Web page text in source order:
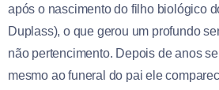
após o nascimento do filho biológico
Duplass), o que gerou um profundo
não pertencimento. Depois de anos
mesmo ao funeral do pai ele